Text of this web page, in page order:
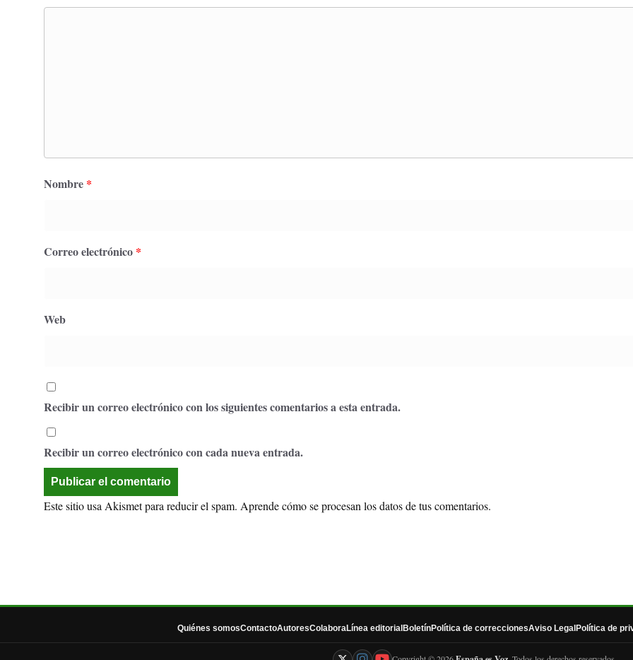
Nombre *
Correo electrónico *
Web
Recibir un correo electrónico con los siguientes comentarios a esta entrada.
Recibir un correo electrónico con cada nueva entrada.
Este sitio usa Akismet para reducir el spam. Aprende cómo se procesan los datos de tus comentarios.
Quiénes somosContactoAutoresColaboraLínea editorial BoletínPolítica de correccionesAviso Legal Política de